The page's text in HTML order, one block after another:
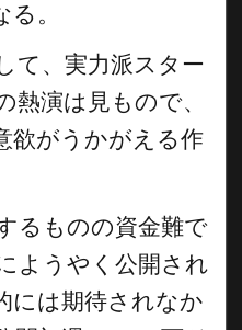
。
て、実力派スター
熱演は見もので、
欲がうかがえる作
るものの資金難で
ようやく公開され
には期待されなか